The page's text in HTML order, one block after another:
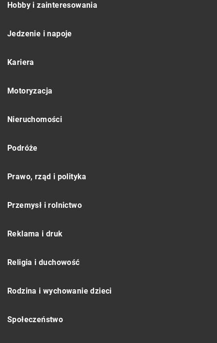
Hobby i zainteresowania
Jedzenie i napoje
Kariera
Motoryzacja
Nieruchomości
Podróże
Prawo, rząd i polityka
Przemysł i rolnictwo
Reklama i druk
Religia i duchowość
Rodzina i wychowanie dzieci
Społeczeństwo